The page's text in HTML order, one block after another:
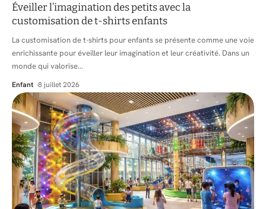
Éveiller l’imagination des petits avec la
customisation de t-shirts enfants
La customisation de t-shirts pour enfants se présente comme une voie
enrichissante pour éveiller leur imagination et leur créativité. Dans un
monde qui valorise…
Enfant 8 juillet 2026